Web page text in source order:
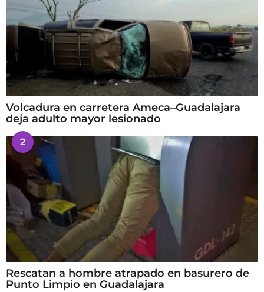
Volcadura en carretera Ameca–Guadalajara
deja adulto mayor lesionado
2
Rescatan a hombre atrapado en basurero de
Punto Limpio en Guadalajara